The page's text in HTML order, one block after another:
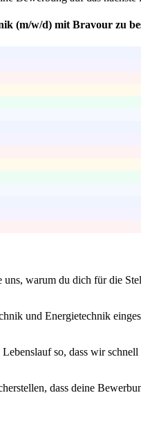
(m/w/d) mit Bravour zu
warum du dich für die
und Energietechnik
so, dass wir
dass deine